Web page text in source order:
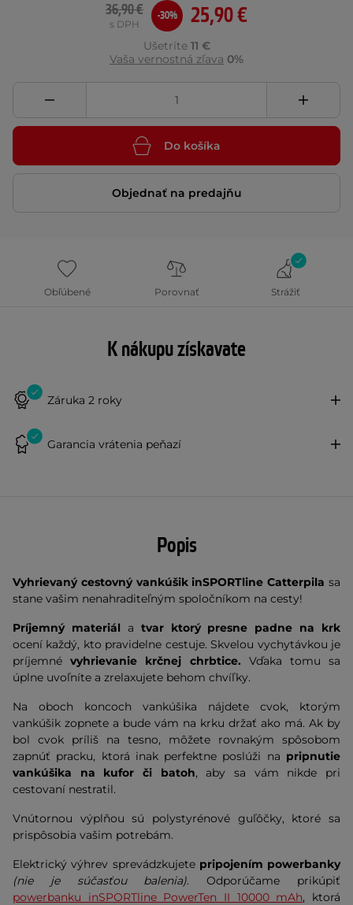
25,90 €
36,90 €
s DPH
-30%
Ušetríte 11 €
Vaša vernostná zľava 0%
Do košíka
Objednať na predajňu
Obľúbené Porovnať Strážiť
K nákupu získavate
Záruka 2 roky
Garancia vrátenia peňazí
Popis
Vyhrievaný cestovný vankúšik inSPORTline Catterpila sa
stane vašim nenahraditeľným spoločníkom na cesty!
Príjemný materiála tvar ktorý presne padne na krk
ocení každý, kto pravidelne cestuje. Skvelou vychytávkou je
príjemnévyhrievanie krčnej chrbtice. Vďaka tomu sa
úplne uvoľníte a zrelaxujete behom chvíľky.
Na oboch koncoch vankúšika nájdete cvok, ktorým
vankúšik zopnete a bude vám na krku držať ako má. Ak by
bol cvok príliš na tesno, môžete rovnakým spôsobom
zapnúť pracku, ktorá inak perfektne poslúži na pripnutie
vankúšika na kufor či batoh, aby sa vám nikde pri
cestovaní nestratil.
Vnútornou výplňou sú polystyrénové guľôčky, ktoré sa
prispôsobia vašim potrebám.
Elektrický výhrev sprevádzkujete pripojením powerbanky
(nie je súčasťou balenia). Odporúčame prikúpiť
powerbanku inSPORTline PowerTen II 10000 mAh, ktorá